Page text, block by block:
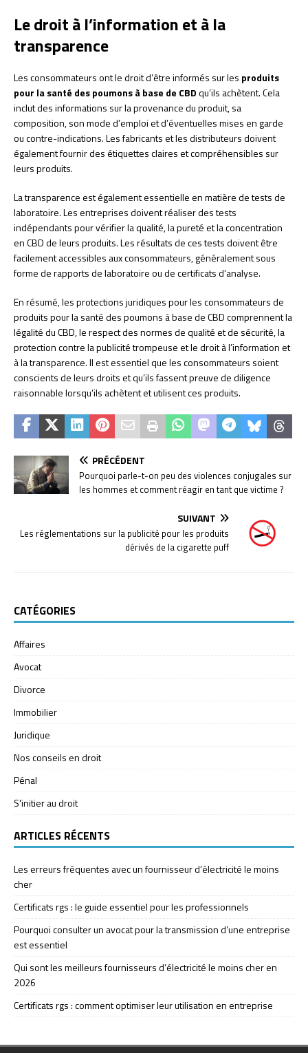
Le droit à l’information et à la
transparence
Les consommateurs ont le droit d’être informés sur les produits
pour la santé des poumons à base de CBDqu’ils achètent. Cela
inclut des informations sur la provenance du produit, sa
composition, son mode d’emploi et d’éventuelles mises en garde
ou contre-indications. Les fabricants et les distributeurs doivent
également fournir des étiquettes claires et compréhensibles sur
leurs produits.
La transparence est également essentielle en matière de tests de
laboratoire. Les entreprises doivent réaliser des tests
indépendants pour vérifier la qualité, la pureté et la concentration
en CBD de leurs produits. Les résultats de ces tests doivent être
facilement accessibles aux consommateurs, généralement sous
forme de rapports de laboratoire ou de certificats d’analyse.
En résumé, les protections juridiques pour les consommateurs de
produits pour la santé des poumons à base de CBD comprennent la
légalité du CBD, le respect des normes de qualité et de sécurité, la
protection contre la publicité trompeuse et le droit à l’information et
à la transparence. Il est essentiel que les consommateurs soient
conscients de leurs droits et qu’ils fassent preuve de diligence
raisonnable lorsqu’ils achètent et utilisent ces produits.
PRÉCÉDENT
Pourquoi parle-t-on peu des violences conjugales sur
les hommes et comment réagir en tant que victime ?
SUIVANT
Les réglementations sur la publicité pour les produits
dérivés de la cigarette puff
CATÉGORIES
Affaires
Avocat
Divorce
Immobilier
Juridique
Nos conseils en droit
Pénal
S'initier au droit
ARTICLES RÉCENTS
Les erreurs fréquentes avec un fournisseur d’électricité le moins
cher
Certificats rgs : le guide essentiel pour les professionnels
Pourquoi consulter un avocat pour la transmission d’une entreprise
est essentiel
Qui sont les meilleurs fournisseurs d’électricité le moins cher en
2026
Certificats rgs : comment optimiser leur utilisation en entreprise